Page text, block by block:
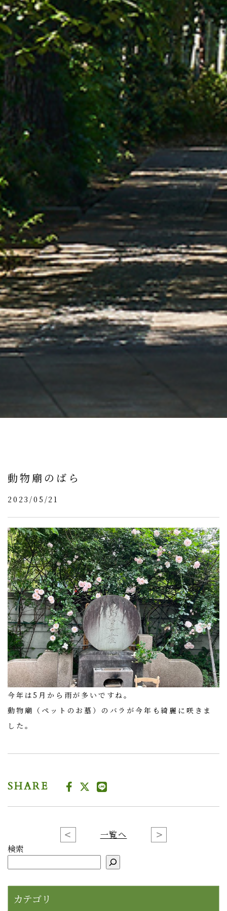
動物廟のばら
2023/05/21
今年は5月から雨が多いですね。
動物廟（ペットのお墓）のバラが今年も綺麗に咲きま
した。
SHARE
一覧へ
検索
カテゴリ